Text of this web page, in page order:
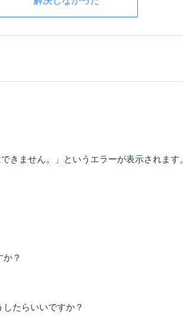
きません。​」と​いう​エラーが​表示されます。​
？
たらいいですか？